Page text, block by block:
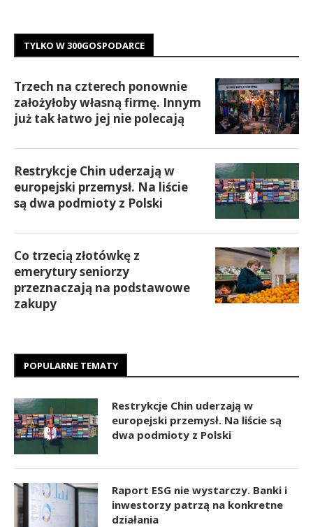
TYLKO W 300GOSPODARCE
Trzech na czterech ponownie
założyłoby własną firmę. Innym
już tak łatwo jej nie polecają
Restrykcje Chin uderzają w
europejski przemysł. Na liście
są dwa podmioty z Polski
Co trzecią złotówkę z
emerytury seniorzy
przeznaczają na podstawowe
zakupy
POPULARNE TEMATY
Restrykcje Chin uderzają w
europejski przemysł. Na liście są
dwa podmioty z Polski
Raport ESG nie wystarczy. Banki i
inwestorzy patrzą na konkretne
działania